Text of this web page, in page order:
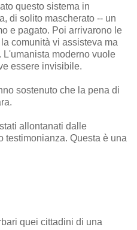
questo sistema in
di solito mascherato -- un
e pagato. Poi arrivarono le
comunità vi assisteva ma
L'umanista moderno vuole
essere invisibile.
sostenuto che la pena di
allontanati dalle
Questa è una
quei cittadini di una